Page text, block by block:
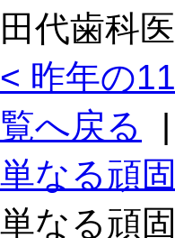
田代歯科
< 昨年の
覧へ戻る
単なる頑
単なる頑